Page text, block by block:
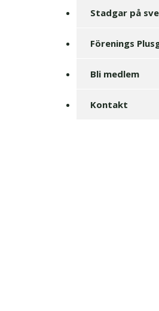
Stadgar på
Förenings
Bli medlem
Kontakt